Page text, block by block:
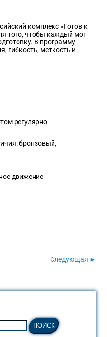
комплекс «Готов к
того, чтобы каждый мог
В программу
гибкость, меткость и
регулярно
бронзовый,
движение
Следующая ►